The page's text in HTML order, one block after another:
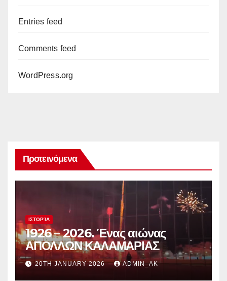
Entries feed
Comments feed
WordPress.org
Προτεινόμενα
ΙΣΤΟΡΊΑ
1926 – 2026. Ένας αιώνας
ΑΠΟΛΛΩΝ ΚΑΛΑΜΑΡΙΑΣ
20TH JANUARY 2026 ADMIN_AK